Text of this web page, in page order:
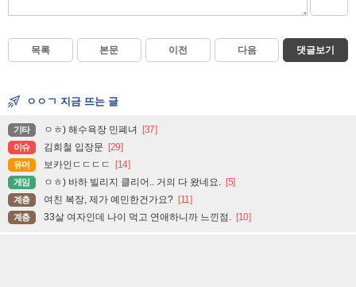
목록 본문 이전 다음 댓글보기
ㅇㅇㄱ 지금 뜨는 글
기타 ㅇㅎ) 해수욕장 민폐녀 [37]
이슈 김희철 입장문 [29]
유머 보카인ㄷㄷㄷㄷ [14]
게임 ㅇㅎ) 바하 빌리지 클리어.. 거의 다 왔네요. [5]
계층 여친 복장, 제가 예민한건가요? [11]
계층 33살 여자인데 나이 먹고 연애하니까 느낀점. [10]